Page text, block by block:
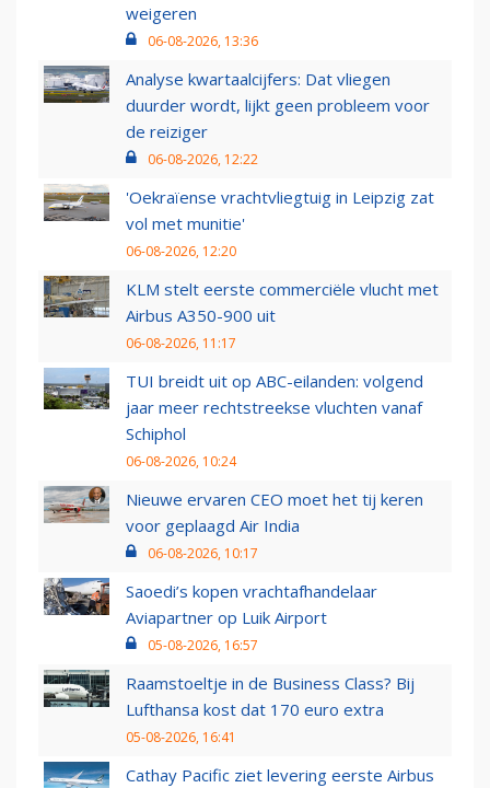
weigeren
06-08-2026, 13:36
Analyse kwartaalcijfers: Dat vliegen
duurder wordt, lijkt geen probleem voor
de reiziger
06-08-2026, 12:22
'Oekraïense vrachtvliegtuig in Leipzig zat
vol met munitie'
06-08-2026, 12:20
KLM stelt eerste commerciële vlucht met
Airbus A350-900 uit
06-08-2026, 11:17
TUI breidt uit op ABC-eilanden: volgend
jaar meer rechtstreekse vluchten vanaf
Schiphol
06-08-2026, 10:24
Nieuwe ervaren CEO moet het tij keren
voor geplaagd Air India
06-08-2026, 10:17
Saoedi’s kopen vrachtafhandelaar
Aviapartner op Luik Airport
05-08-2026, 16:57
Raamstoeltje in de Business Class? Bij
Lufthansa kost dat 170 euro extra
05-08-2026, 16:41
Cathay Pacific ziet levering eerste Airbus